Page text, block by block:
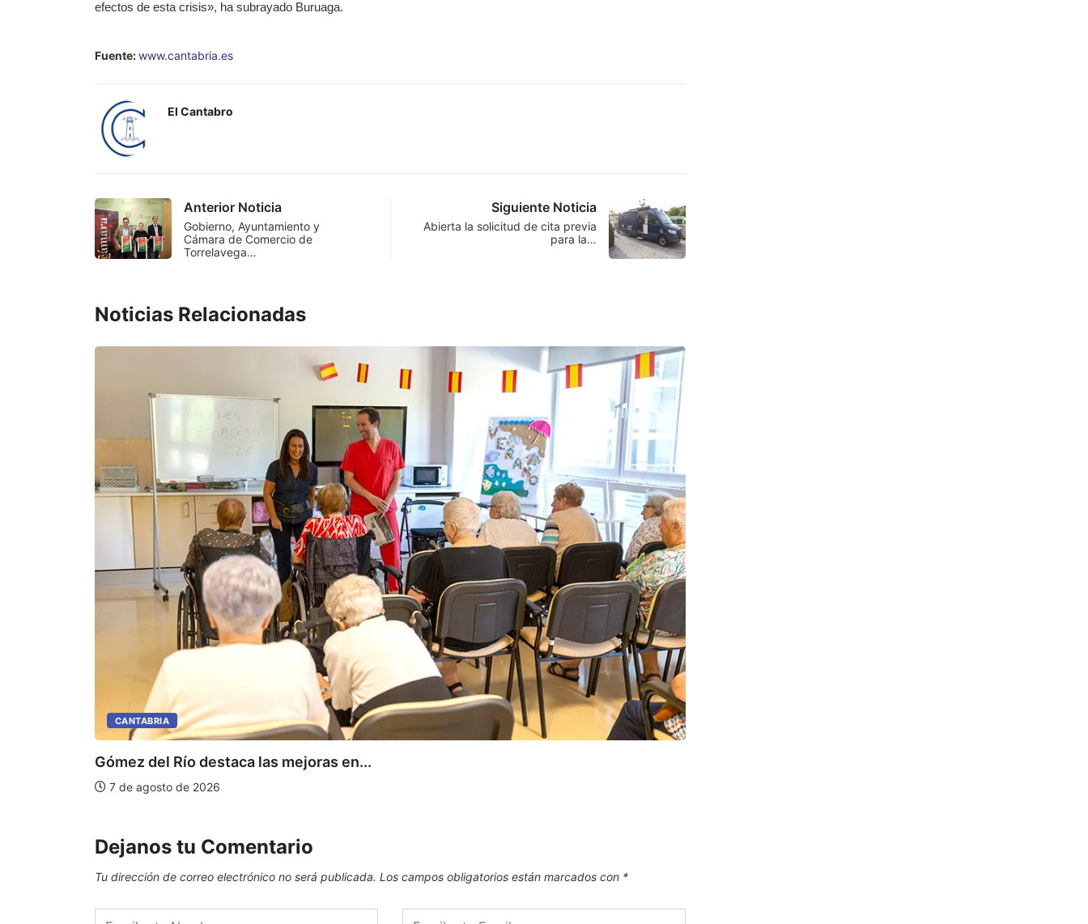
efectos de esta crisis», ha subrayado Buruaga.
Fuente:www.cantabria.es
El Cantabro
Anterior Noticia
Gobierno, Ayuntamiento y
Cámara de Comercio de
Torrelavega…
Siguiente Noticia
Abierta la solicitud de cita previa
para la…
Noticias Relacionadas
CANTABRIA
Gómez del Río destaca las mejoras en...
7 de agosto de 2026
Dejanos tu Comentario
Tu dirección de correo electrónico no será publicada. Los campos obligatorios están marcados con *